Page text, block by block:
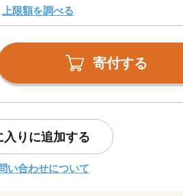
上限額を調べる
寄付する
入りに追加する
い合わせについて